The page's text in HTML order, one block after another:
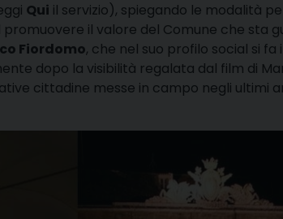
Qui il servizio), spiegando le modalità
il valore del Comune che sta
Fiordomo, che nel suo profilo social si
dopo la visibilità regalata dal film di
cittadine messe in campo negli ultimi